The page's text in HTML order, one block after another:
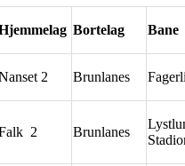
Bortelag Bane
2 Brunlanes
2 Brunlanes